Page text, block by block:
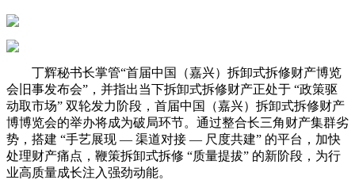
丁辉秘书长掌管“首届中国（嘉兴）拆卸式拆修财产博览
会旧事发布会”，并指出当下拆卸式拆修财产正处于 “政策驱
动取市场” 双轮发力阶段，首届中国（嘉兴）拆卸式拆修财产
博博览会的举办将成为破局环节。通过整合长三角财产集群劣
势，搭建 “手艺展现 — 渠道对接 — 尺度共建” 的平台，加快
处理财产痛点，鞭策拆卸式拆修 “质量提拔” 的新阶段，为行
业高质量成长注入强劲动能。